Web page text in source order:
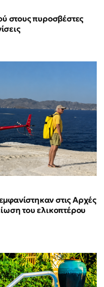
στους πυροσβέστες
στις Αρχές
του ελικοπτέρου